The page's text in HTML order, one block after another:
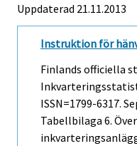
Uppdaterad 21.11.2013
Instruktion för
Finlands officiella
ISSN=1799-6317.
Tabellbilaga 6.